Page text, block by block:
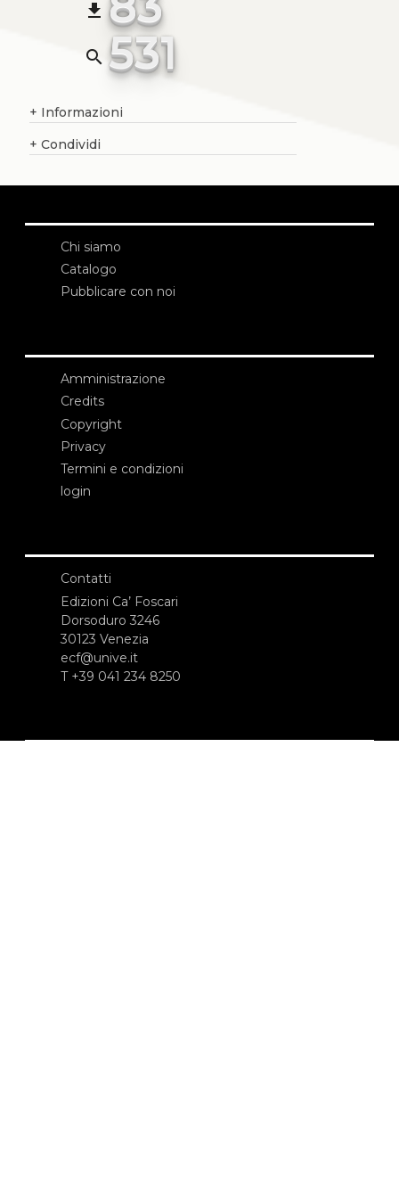
file_download
search 531
+ Informazioni
+ Condividi
Chi siamo
Catalogo
Pubblicare con noi
Amministrazione
Credits
Copyright
Privacy
Termini e condizioni
login
Contatti
Edizioni Ca’ Foscari
Dorsoduro 3246
30123 Venezia
ecf@unive.it
T +39 041 234 8250